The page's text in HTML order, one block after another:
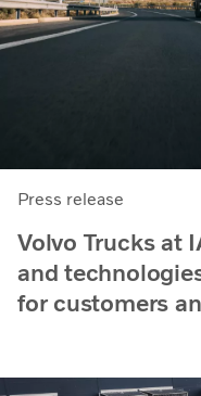
Press release
Volvo Trucks at
and
for customers